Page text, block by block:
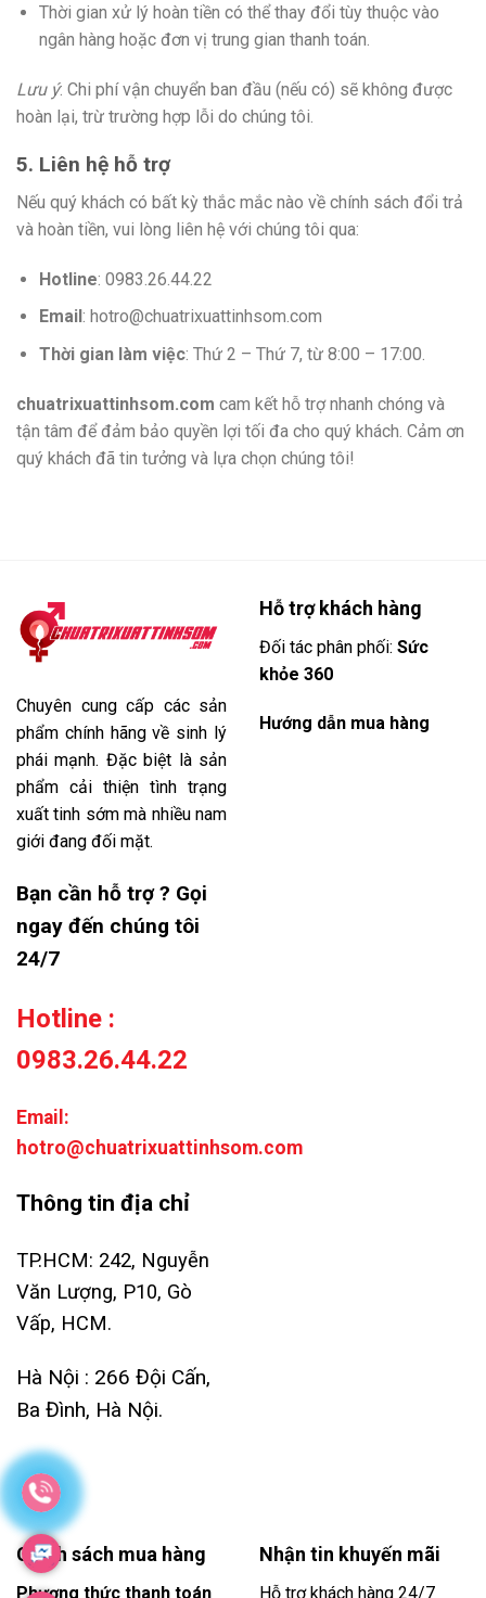
Thời gian xử lý hoàn tiền có thể thay đổi tùy thuộc vào
ngân hàng hoặc đơn vị trung gian thanh toán.
Lưu ý: Chi phí vận chuyển ban đầu (nếu có) sẽ không được
hoàn lại, trừ trường hợp lỗi do chúng tôi.
5. Liên hệ hỗ trợ
Nếu quý khách có bất kỳ thắc mắc nào về chính sách đổi trả
và hoàn tiền, vui lòng liên hệ với chúng tôi qua:
Hotline: 0983.26.44.22
Email : hotro@chuatrixuattinhsom.com
Thời gian làm việc: Thứ 2 – Thứ 7, từ 8:00 – 17:00.
chuatrixuattinhsom.com cam kết hỗ trợ nhanh chóng và
tận tâm để đảm bảo quyền lợi tối đa cho quý khách. Cảm ơn
quý khách đã tin tưởng và lựa chọn chúng tôi!
Chuyên cung cấp các sản
phẩm chính hãng về sinh lý
phái mạnh. Đặc biệt là sản
phẩm cải thiện tình trạng
xuất tinh sớm mà nhiều nam
giới đang đối mặt.
Bạn cần hỗ trợ ? Gọi
ngay đến chúng tôi
24/7
Hotline :
0983.26.44.22
Email:
hotro@chuatrixuattinhsom.com
Thông tin địa chỉ
TP.HCM: 242, Nguyễn
Văn Lượng, P10, Gò
Vấp, HCM.
Hà Nội : 266 Đội Cấn,
Ba Đình, Hà Nội.
Hỗ trợ khách hàng
Đối tác phân phối: Sức
khỏe 360
Hướng dẫn mua hàng
Chính sách mua hàng
Phương thức thanh toán
Nhận tin khuyến mãi
Hỗ trợ khách hàng 24/7